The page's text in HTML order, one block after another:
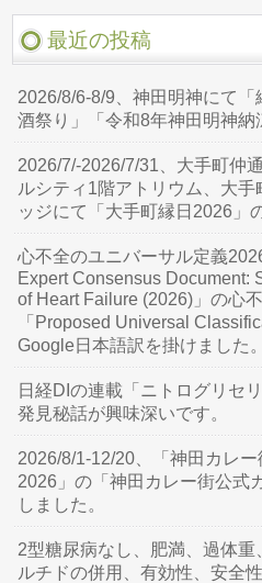
最近の投稿
2026/8/6-8/9、神田明神にて
酒祭り」「令和8年神田明神納
2026/7/-2026/7/31、大手町仲
ルシティ1階アトリウム、大
ッジにて「大手町縁日2026」
心不全のユニバーサル定義
Expert Consensus Document:
of Heart Failure (2026)」の心
「Proposed Universal
Google日本語訳を掛けました。
日経DIの連載「ニトログリセ
発見秘話が興味深いです。
2026/8/1-12/20、「神田カレ
2026」の「神田カレー街公式
しました。
2型糖尿病なし、肥満、過体
ルチドの併用、有効性、安全